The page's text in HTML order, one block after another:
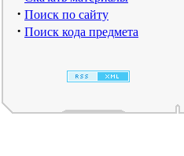
· Поиск по сайту
· Поиск кода предмета